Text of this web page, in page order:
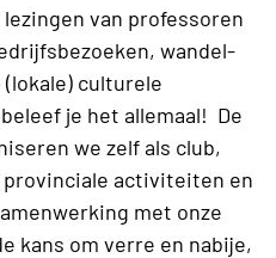
van professoren
wandel-
culturele
je het allemaal! De
we zelf als club,
provinciale activiteiten en
met onze
kans om verre en nabije,